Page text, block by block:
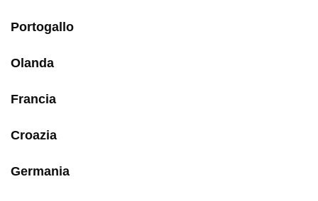
Portogallo
Olanda
Francia
Croazia
Germania